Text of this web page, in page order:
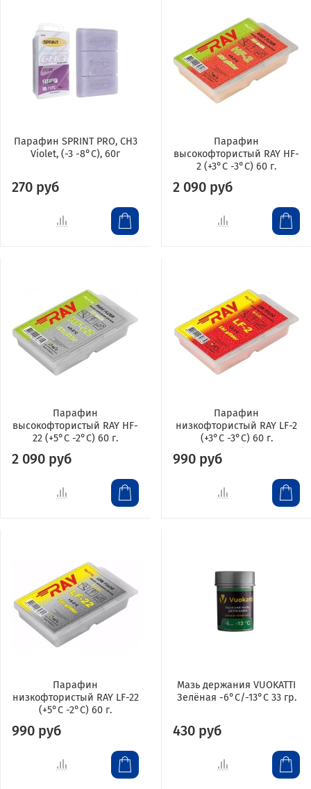
Парафин SPRINT PRO, CH3
Violet, (-3 -8°C), 60г
270 руб
Парафин
высокофтористый RAY HF-
2 (+3°С -3°С) 60 г.
2 090 руб
Парафин
высокофтористый RAY HF-
22 (+5°С -2°С) 60 г.
2 090 руб
Парафин
низкофтористый RAY LF-2
(+3°С -3°С) 60 г.
990 руб
Парафин
низкофтористый RAY LF-22
(+5°С -2°С) 60 г.
990 руб
Мазь держания VUOKATTI
Зелёная -6°С/-13°С 33 гр.
430 руб